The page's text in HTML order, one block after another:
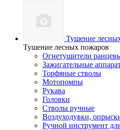
Тушение
Тушение лесных пожаров
Огнетушители
Зажигательные
Торфяные стволы
Мотопомпы
Рукава
Головки
Стволы ручные
Воздуходувки,
Ручной инструмент